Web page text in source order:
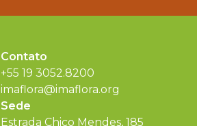
Contato
+55 19 3052.8200
imaflora@imaflora.org
Sede
Estrada Chico Mendes, 185